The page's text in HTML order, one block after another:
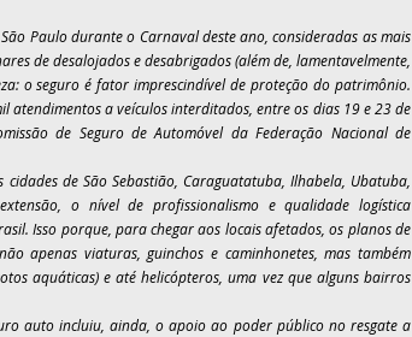
Paulo durante o Carnaval deste ano, consideradas as mais
de desalojados e desabrigados (além de, lamentavelmente,
o seguro é fator imprescindível de proteção do patrimônio.
atendimentos a veículos interditados, entre os dias 19 e 23 de
de Seguro de Automóvel da Federação Nacional de
cidades de São Sebastião, Caraguatatuba, Ilhabela, Ubatuba,
o nível de profissionalismo e qualidade logística
Isso porque, para chegar aos locais afetados, os planos de
apenas viaturas, guinchos e caminhonetes, mas também
aquáticas) e até helicópteros, uma vez que alguns bairros
auto incluiu, ainda, o apoio ao poder público no resgate a